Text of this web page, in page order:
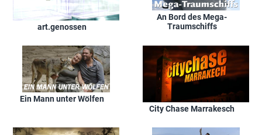
art.genossen
An Bord des Mega-
Traumschiffs
Ein Mann unter Wölfen
City Chase Marrakesch